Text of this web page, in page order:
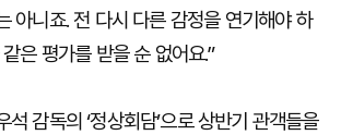
아니죠. 전 다시 다른 감정을 연기해야 하
은 평가를 받을 순 없어요.”
석 감독의 ‘정상회담’으로 상반기 관객들을